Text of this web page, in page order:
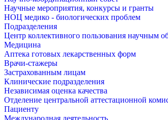
Научные мероприятия, конкурсы и гранты
НОЦ медико - биологических проблем
Подразделения
Центр коллективного пользования научным
Медицина
Аптека готовых лекарственных форм
Врачи-стажеры
Застрахованным лицам
Клинические подразделения
Независимая оценка качества
Отделение центральной аттестационной
Пациенту
Международная деятельность